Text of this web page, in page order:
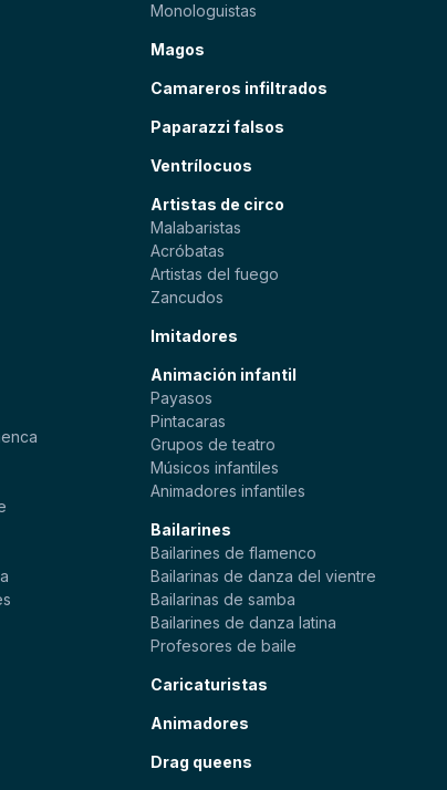
Monologuistas
Magos
Camareros infiltrados
Paparazzi falsos
Ventrílocuos
Artistas de circo
Malabaristas
Acróbatas
Artistas del fuego
Zancudos
Imitadores
Animación infantil
Payasos
Pintacaras
Grupos de teatro
Músicos infantiles
Animadores infantiles
Bailarines
Bailarines de flamenco
Bailarinas de danza del vientre
Bailarinas de samba
Bailarines de danza latina
Profesores de baile
Caricaturistas
Animadores
Drag queens